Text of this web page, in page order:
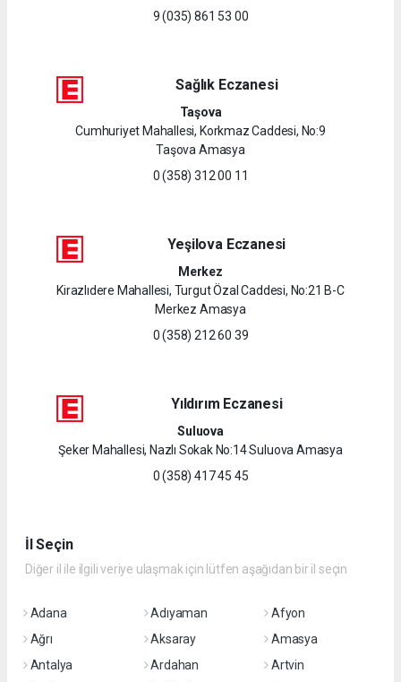
9 (035) 861 53 00
Sağlık Eczanesi
Taşova
Cumhuriyet Mahallesi, Korkmaz Caddesi, No:9
Taşova Amasya
0 (358) 312 00 11
Yeşilova Eczanesi
Merkez
Kirazlıdere Mahallesi, Turgut Özal Caddesi, No:21 B-C
Merkez Amasya
0 (358) 212 60 39
Yıldırım Eczanesi
Suluova
Şeker Mahallesi, Nazlı Sokak No:14 Suluova Amasya
0 (358) 417 45 45
İl Seçin
Diğer il ile ilgili veriye ulaşmak için lütfen aşağıdan bir il seçin
Adana Adıyaman
Afyon
Ağrı
Aksaray
Amasya
Antalya
Ardahan
Artvin